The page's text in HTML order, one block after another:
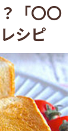
「〇〇
シピ